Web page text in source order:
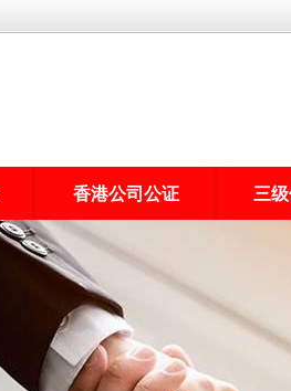
香港公司公证 三